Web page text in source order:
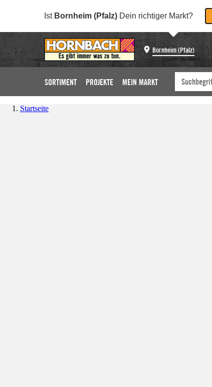
Ist Bornheim (Pfalz) Dein richtiger Markt?
Bornheim (Pfalz)
SORTIMENT PROJEKTE MEIN MARKT
Startseite